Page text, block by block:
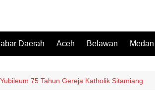
Daerah Aceh Belawan Medan
75 Tahun Gereja Katholik Sitamiang